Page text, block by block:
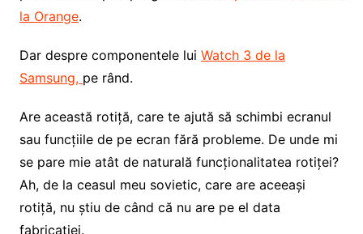
la Orange.
Dar despre componentele lui Watch 3 de la
Samsung, pe rând.
Are această rotiță, care te ajută să schimbi ecranul
sau funcțiile de pe ecran fără probleme. De unde mi
se pare mie atât de naturală funcționalitatea rotiței?
Ah, de la ceasul meu sovietic, care are aceeași
rotiță, nu știu de când că nu are pe el data
fabricației.